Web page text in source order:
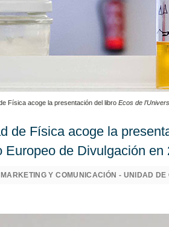
Física acoge la presentación del libro Ecos de
de Física acoge la
Europeo de Divulgación en
Y COMUNICACIÓN - UNIDAD